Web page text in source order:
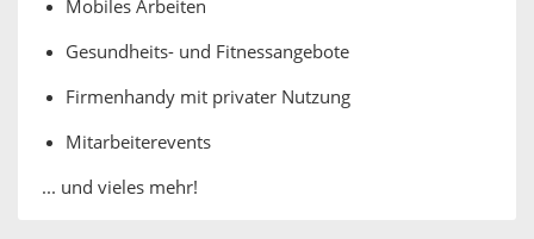
Mobiles Arbeiten
Gesundheits- und Fitnessangebote
Firmenhandy mit privater Nutzung
Mitarbeiterevents
... und vieles mehr!